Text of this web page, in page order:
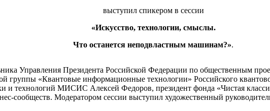
выступил спикером в сессии
«Искусство, технологии, смыслы.
Что останется неподвластным машинам?».
Управления Президента Российской Федерации по общественным
группы «Квантовые информационные технологии» Российского
и технологий МИСИС Алексей Федоров, президент фонда «Чистая
сообществ. Модератором сессии выступил художественный